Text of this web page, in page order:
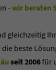
-wir beraten
gleichzeitig
beste
seit 2006für